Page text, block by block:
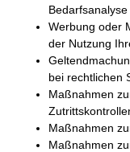
Werbung oder
der Nutzung
bei rechtlichen
Maßnahmen
Maßnahmen
Maßnahmen